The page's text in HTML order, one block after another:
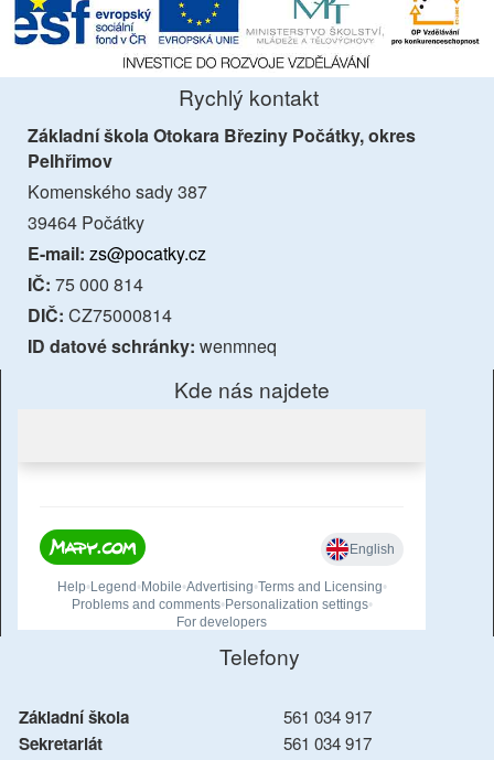
Rychlý kontakt
Základní škola Otokara Březiny Počátky, okres
Pelhřimov
Komenského sady 387
39464 Počátky
E-mail: zs@pocatky.cz
IČ: 75 000 814
DIČ: CZ75000814
ID datové schránky: wenmneq
Kde nás najdete
Telefony
Základní škola 561 034 917
Sekretariát 561 034 917